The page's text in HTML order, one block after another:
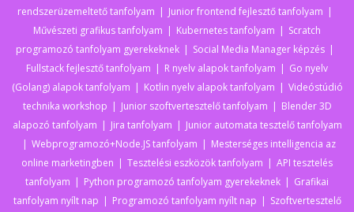
rendszerüzemeltető tanfolyam
Junior frontend fejlesztő tanfolyam
Művészeti grafikus tanfolyam
Kubernetes tanfolyam
Scratch
programozó tanfolyam gyerekeknek
Social Media Manager képzés
Fullstack fejlesztő tanfolyam
R nyelv alapok tanfolyam
Go nyelv
(Golang) alapok tanfolyam
Kotlin nyelv alapok tanfolyam
Videóstúdió
technika workshop
Junior szoftvertesztelő tanfolyam
Blender 3D
alapozó tanfolyam
Jira tanfolyam
Junior automata tesztelő tanfolyam
Webprogramozó+Node.JS tanfolyam
Mesterséges intelligencia az
online marketingben
Tesztelési eszközök tanfolyam
API tesztelés
tanfolyam
Python programozó tanfolyam gyerekeknek
Grafikai
tanfolyam nyílt nap
Programozó tanfolyam nyílt nap
Szoftvertesztelő